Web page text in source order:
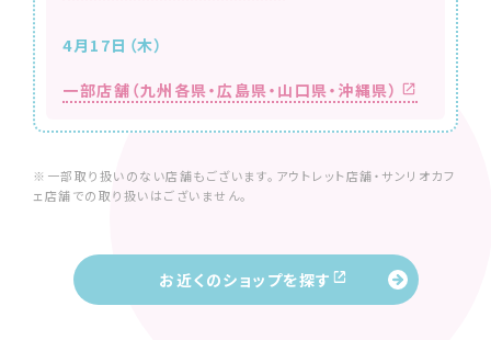
4月17日（木）
一部店舗（九州各県・広島県・山口県・沖縄県）
※一部取り扱いのない店舗もございます。アウトレット店舗・サンリオカフ
ェ店舗での取り扱いはございません。
お近くのショップを探す